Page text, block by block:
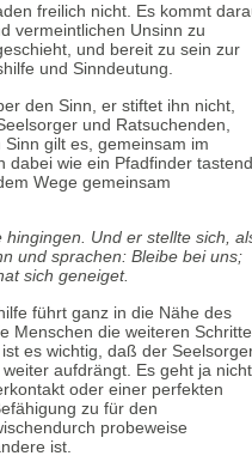
freilich nicht. Es kommt
vermeintlichen Unsinn zu
und bereit zu sein zur
und Sinndeutung.
den Sinn, er stiftet ihn nicht,
und Ratsuchenden,
gilt es, gemeinsam im
dabei wie ein Pfadfinder tastend
Wege gemeinsam
Und er stellte sich,
und sprachen: Bleibe bei uns;
sich geneiget.
führt ganz in die Nähe des
Menschen die weiteren Schritte
es wichtig, daß der
aufdrängt. Es geht ja nicht
oder einer perfekten
zu für den
probeweise
ist.